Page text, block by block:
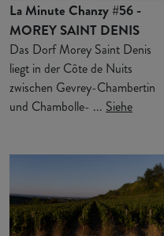
La Minute Chanzy #56 -
MOREY SAINT DENIS
Das Dorf Morey Saint Denis
liegt in der Côte de Nuits
zwischen Gevrey-Chambertin
und Chambolle- ... Siehe